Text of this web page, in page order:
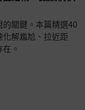
關鍵。本篇精選40
解尷尬、拉近距
。